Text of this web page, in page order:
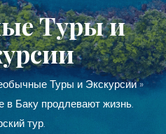
Туры и
Туры и Экскурсии»
Баку продлевают жизнь.
тур.